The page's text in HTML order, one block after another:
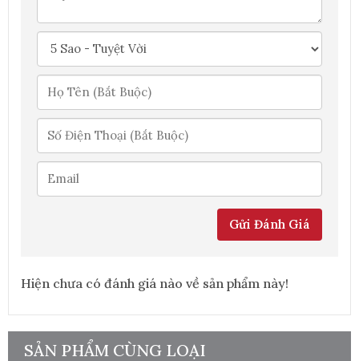
Gửi Đánh Giá
Hiện chưa có đánh giá nào về sản phẩm này!
SẢN PHẨM CÙNG LOẠI